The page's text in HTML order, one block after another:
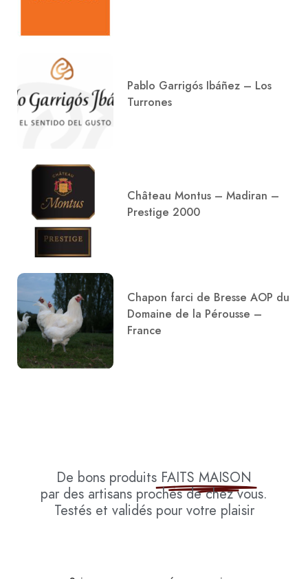
Pablo Garrigós Ibáñez – Los
Turrones
Château Montus – Madiran –
Prestige 2000
Chapon farci de Bresse AOP du
Domaine de la Pérousse –
France
De bons produits FAITS MAISON
par des artisans proches de chez vous.
Testés et validés pour votre plaisir